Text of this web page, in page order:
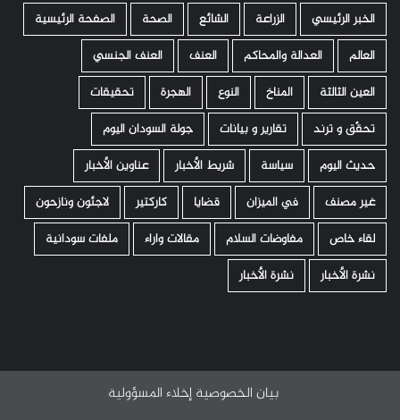
الخبر الرئيسي
الزراعة الشائع الصحة
الصفحة الرئيسية
العالم
العدالة والمحاكم العنف
العنف الجنسي
العين الثالثة
المناخ النوع الهجرة
تحقيقات
تحقّق و ترند
تقارير و بيانات
جولة السودان اليوم
حديث اليوم
سياسة شريط الأخبار
عناوين الأخبار
غير مصنف
في الميزان قضايا كاركتير
لاجئون ونازحون
لقاء خاص
مفاوضات السلام مقالات واراء
ملفات سودانية
نشرة الأخبار
نشرة الأخبار
بيان الخصوصية إخلاء المسؤولية